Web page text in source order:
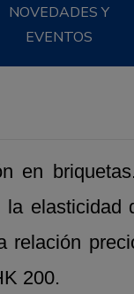
NOVEDADES Y
EVENTOS
en
elasticidad
200.